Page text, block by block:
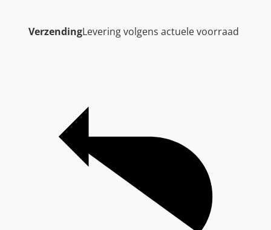
VerzendingLevering volgens actuele voorraad